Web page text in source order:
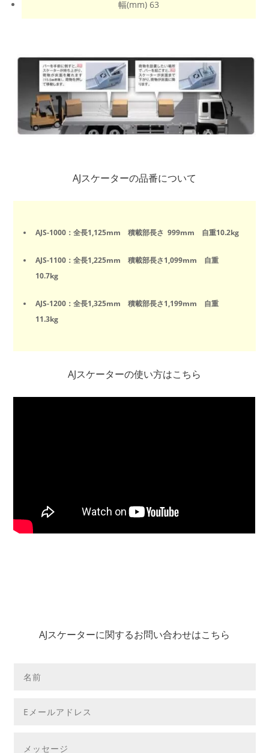
幅(mm) 63
AJスケーターの品番について
AJS-1000：全長1,125mm 積載部長さ 999mm 自重10.2kg
AJS-1100：全長1,225mm 積載部長さ1,099mm 自重
10.7kg
AJS-1200：全長1,325mm 積載部長さ1,199mm 自重
11.3kg
AJスケーターの使い方はこちら
AJスケーターに関するお問い合わせはこちら